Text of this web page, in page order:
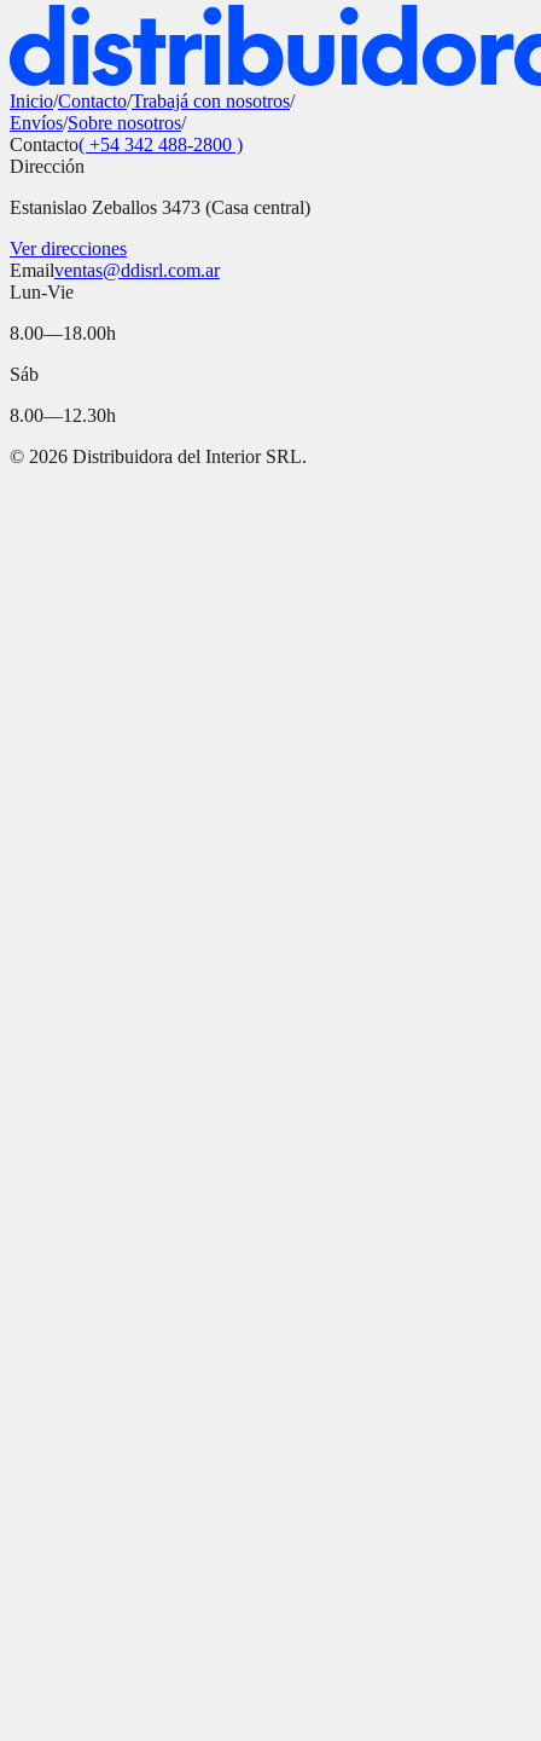
Inicio/Contacto/Trabajá con nosotros/
Envíos/Sobre nosotros/
Contacto( +54 342 488-2800 )
Dirección
Estanislao Zeballos 3473 (Casa central)
Ver direcciones
Emailventas@ddisrl.com.ar
Lun-Vie
8.00—18.00h
Sáb
8.00—12.30h
© 2026 Distribuidora del Interior SRL.